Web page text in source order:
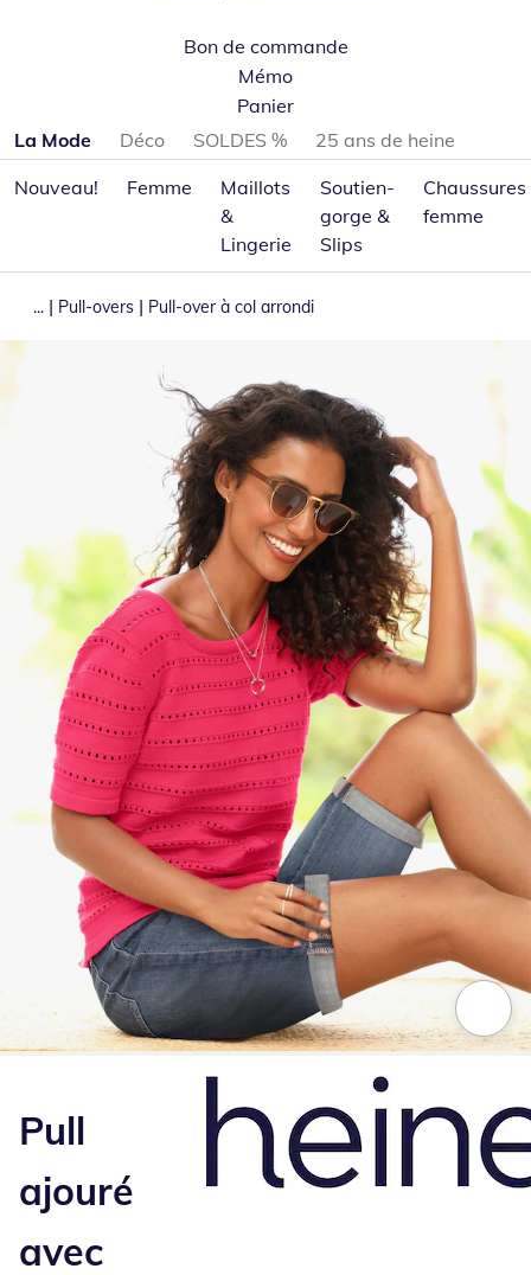
Bon de commande
Mémo
Panier
Passer les catégories de produits
La Mode Déco SOLDES %
25 ans de heine
Nouveau!
Femme
Maillots
&
Lingerie
Soutien-
gorge &
Slips
Chaussures
femme
... | Pull-overs | Pull-over à col arrondi
Pull
ajouré
avec